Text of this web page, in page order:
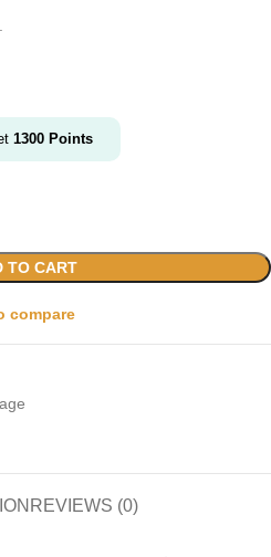
1300 Points
TO CART
compare
REVIEWS (0)